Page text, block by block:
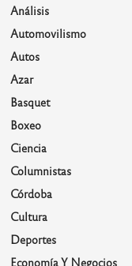
Análisis
Automovilismo
Autos
Azar
Basquet
Boxeo
Ciencia
Columnistas
Córdoba
Cultura
Deportes
Economía Y Negocios